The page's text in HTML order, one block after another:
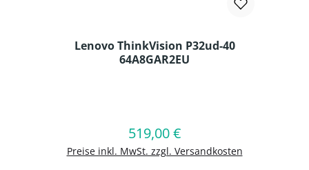
Lenovo ThinkVision P32ud-40
64A8GAR2EU
Regulärer Preis:
519,00 €
Preise inkl. MwSt. zzgl. Versandkosten
In den Warenkorb